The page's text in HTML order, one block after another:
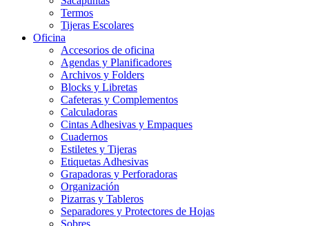
Termos
Tijeras Escolares
Oficina
Accesorios de oficina
Agendas y Planificadores
Archivos y Folders
Blocks y Libretas
Cafeteras y Complementos
Calculadoras
Cintas Adhesivas y Empaques
Cuadernos
Estiletes y Tijeras
Etiquetas Adhesivas
Grapadoras y Perforadoras
Organización
Pizarras y Tableros
Separadores y Protectores de Hojas
Sobres